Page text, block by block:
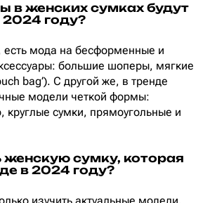
в женских сумках будут
году?
есть мода на бесформенные и
большие шоперы, мягкие
bag’). С другой же, в тренде
модели четкой формы:
круглые сумки, прямоугольные и
женскую сумку, которая
в 2024 году?